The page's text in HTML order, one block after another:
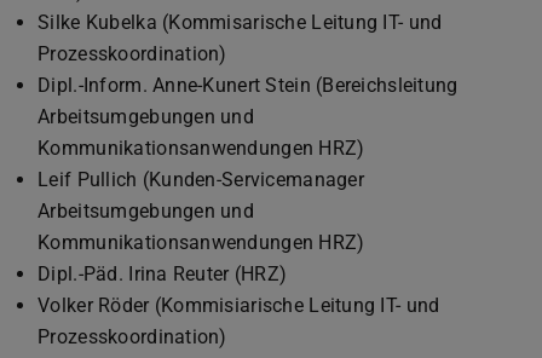
Silke Kubelka (Kommisarische Leitung IT- und
Prozesskoordination)
Dipl.-Inform. Anne-Kunert Stein (Bereichsleitung
Arbeitsumgebungen und
Kommunikationsanwendungen HRZ)
Leif Pullich (Kunden-Servicemanager
Arbeitsumgebungen und
Kommunikationsanwendungen HRZ)
Dipl.-Päd. Irina Reuter (HRZ)
Volker Röder (Kommisiarische Leitung IT- und
Prozesskoordination)